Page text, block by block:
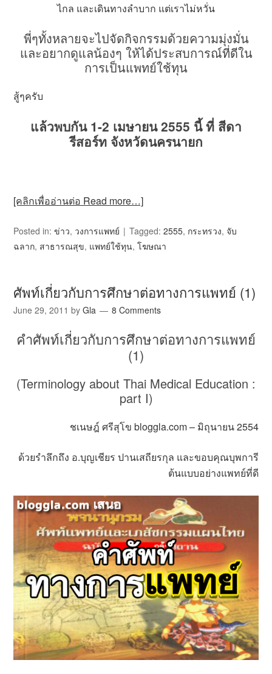
ไกล และเดินทางลำบาก แต่เราไม่หวั่น
พี่ๆทั้งหลายจะไปจัดกิจกรรมด้วยความมุ่งมั่น
และอยากดูแลน้องๆ ให้ได้ประสบการณ์ที่ดีใน
การเป็นแพทย์ใช้ทุน
สู้ๆครับ
แล้วพบกัน 1-2 เมษายน 2555 นี้ ที่ สีดา
รีสอร์ท จังหวัดนครนายก
[คลิกเพื่ออ่านต่อ Read more…]
Posted in:ข่าว, วงการแพทย์ Tagged:2555, กระทรวง, จับ
ฉลาก, สาธารณสุข, แพทย์ใช้ทุน,โฆษณา
ศัพท์เกี่ยวกับการศึกษาต่อทางการแพทย์ (1)
June 29, 2011 byGla 8 Comments
คำศัพท์เกี่ยวกับการศึกษาต่อทางการแพทย์
(1)
(Terminology about Thai Medical Education :
part I)
ชเนษฎ์ ศรีสุโข bloggla.com – มิถุนายน 2554
ด้วยรำลึกถึง อ.บุญเชียร ปานเสถียรกุล และขอบคุณบุพการี
ต้นแบบอย่างแพทย์ที่ดี